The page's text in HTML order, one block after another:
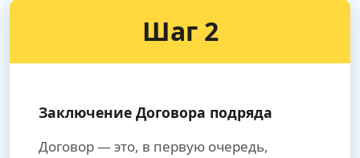
Шаг 2
Заключение Договора подряда
Договор — это, в первую очередь,